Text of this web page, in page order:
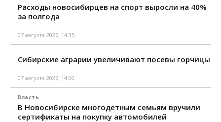
Расходы новосибирцев на спорт выросли на 40%
за полгода
07 августа 2026, 14:35
Сибирские аграрии увеличивают посевы горчицы
07 августа 2026, 14:00
Власть
В Новосибирске многодетным семьям вручили
сертификаты на покупку автомобилей